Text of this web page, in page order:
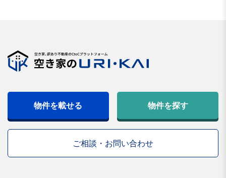
物件を載せる 物件を探す
ご相談・お問い合わせ